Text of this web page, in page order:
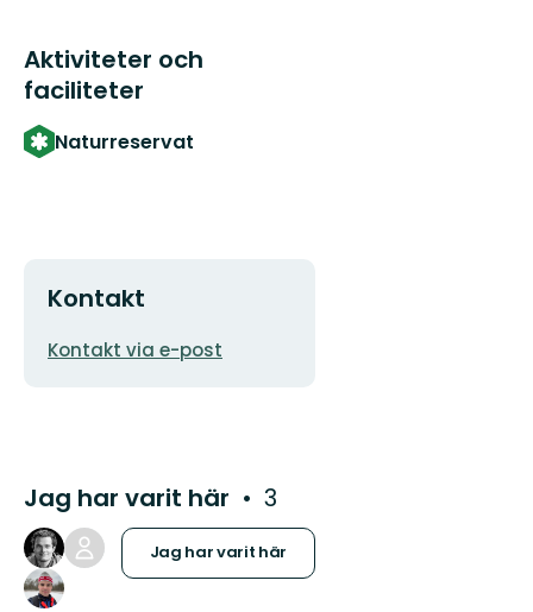
Aktiviteter och
faciliteter
Naturreservat
Kontakt
E-
Kontakt via e-post
Jag har varit här 3
Jag har varit här